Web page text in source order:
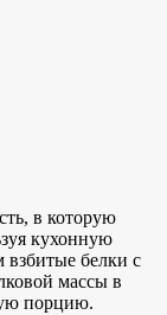
в которую
кухонную
белки с
массы в
порцию.